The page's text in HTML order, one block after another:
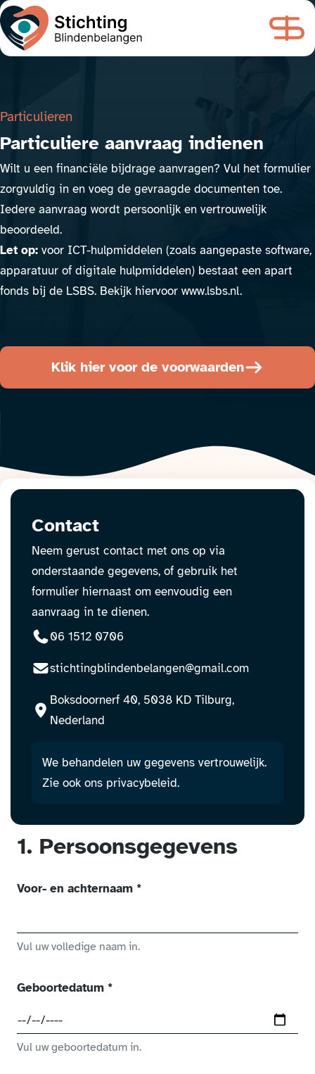
Particulieren
Particuliere aanvraag indienen
Wilt u een financiële bijdrage aanvragen? Vul het formulier
zorgvuldig in en voeg de gevraagde documenten toe.
Iedere aanvraag wordt persoonlijk en vertrouwelijk
beoordeeld.
Let op: voor ICT-hulpmiddelen (zoals aangepaste software,
apparatuur of digitale hulpmiddelen) bestaat een apart
fonds bij de LSBS. Bekijk hiervoor www.lsbs.nl.
Klik hier voor de voorwaarden
Contact
Neem gerust contact met ons op via
onderstaande gegevens, of gebruik het
formulier hiernaast om eenvoudig een
aanvraag in te dienen.
Bel:
06 1512 0706
E-mail:
stichtingblindenbelangen@gmail.com
Boksdoornerf 40, 5038 KD Tilburg,
Nederland
We behandelen uw gegevens vertrouwelijk.
Zie ook ons privacybeleid.
1. Persoonsgegevens
Voor- en achternaam *(verplicht veld)
Vul uw volledige naam in.
Geboortedatum *(verplicht veld)
Vul uw geboortedatum in.